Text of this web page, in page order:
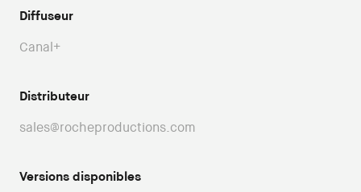
Diffuseur
Canal+
Distributeur
sales@rocheproductions.com
Versions disponibles